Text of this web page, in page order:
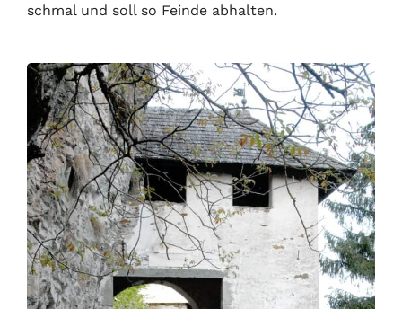
schmal und soll so Feinde abhalten.